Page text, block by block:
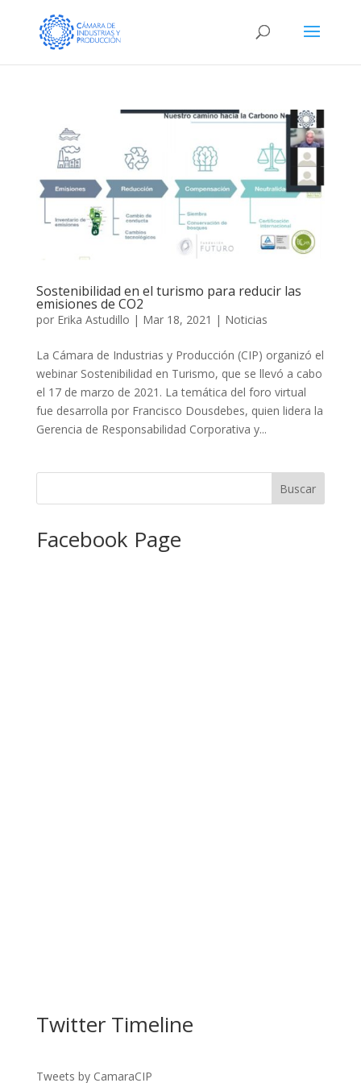
Sostenibilidad en el turismo para reducir las
emisiones de CO2
por Erika Astudillo | Mar 18, 2021 | Noticias
La Cámara de Industrias y Producción (CIP) organizó el
webinar Sostenibilidad en Turismo, que se llevó a cabo
el 17 de marzo de 2021. La temática del foro virtual
fue desarrolla por Francisco Dousdebes, quien lidera la
Gerencia de Responsabilidad Corporativa y...
Facebook Page
Twitter Timeline
Tweets by CamaraCIP